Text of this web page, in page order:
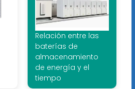
Relación entre las
baterías de
almacenamiento
de energía y el
tiempo